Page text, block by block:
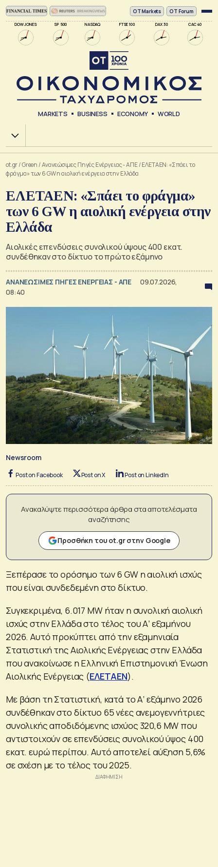
DOW JONES SP 500 NASDAQ FTSE 100 DAX 30 CAC 40
ΟΤ Markets OT Forum
MARKETS BUSINESS ECONOMY WORLD
Χ.Α.
ot.gr/Green /Ανανεώσιμες Πηγές Ενέργειας - ΑΠΕ/ΕΛΕΤΑΕΝ: «Σπάει το
φράγμα» των 6 GW η αιολική ενέργεια στην Ελλάδα
ΕΛΕΤΑΕΝ: «Σπάει το φράγμα»
των 6 GW η αιολική ενέργεια στην
Ελλάδα
Αιολικές επενδύσεις συνολικού ύψους 400 εκατ.
συνδέθηκαν στο δίκτυο το πρώτο εξάμηνο
ΑΝΑΝΕΩΣΙΜΕΣ ΠΗΓΕΣ ΕΝΕΡΓΕΙΑΣ - ΑΠΕ
09.07.2026,
08:40
Newsroom
Post on Facebook Post on X Post on LinkedIn
Ανακαλύψτε περισσότερα άρθρα στα αποτελέσματα
αναζήτησης
Προσθήκη του ot.gr στην Google
Ξεπέρασε το ορόσημο των 6 GW η αιολική ισχύς
που είναι συνδεδεμένη στο δίκτυο.
Συγκεκριμένα, 6.017 MW ήταν η συνολική αιολική
ισχύς στην Ελλάδα στο τέλος του Α’ εξαμήνου
2026. Αυτό προκύπτει από την εξαμηνιαία
Στατιστική της Αιολικής Ενέργειας στην Ελλάδα
που ανακοίνωσε η Ελληνική Επιστημονική Ένωση
Αιολικής Ενέργειας (ΕΛΕΤΑΕΝ).
Με βάση τη Στατιστική, κατά το Α’ εξάμηνο 2026
συνδέθηκαν στο δίκτυο 65 νέες ανεμογεννήτριες
συνολικής αποδιδόμενης ισχύος 320,6 MW που
αντιστοιχούν σε επενδύσεις συνολικού ύψος 400
εκατ. ευρώ περίπου. Αυτό αποτελεί αύξηση 5,6%
σε σχέση με το τέλος του 2025.